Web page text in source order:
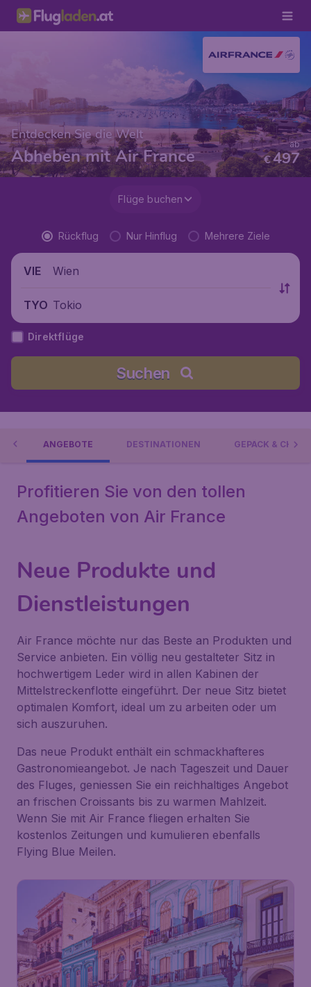
Entdecken Sie die Welt
Abheben mit Air France €497
ab
Flüge buchen
Rückflug Nur Hinflug Mehrere Ziele
VIE Wien
TYO Tokio
Direktflüge
Suchen
ANGEBOTE DESTINATIONEN GEPÄCK &
Profitieren Sie von den tollen
Angeboten von Air France
Neue Produkte und
Dienstleistungen
Air France möchte nur das Beste an Produkten und
Service anbieten. Ein völlig neu gestalteter Sitz in
hochwertigem Leder wird in allen Kabinen der
Mittelstreckenflotte eingeführt. Der neue Sitz bietet
optimalen Komfort, ideal um zu arbeiten oder um
sich auszuruhen.
Das neue Produkt enthält ein schmackhafteres
Gastronomieangebot. Je nach Tageszeit und Dauer
des Fluges, geniessen Sie ein reichhaltiges Angebot
an frischen Croissants bis zu warmen Mahlzeit.
Wenn Sie mit Air France fliegen erhalten Sie
kostenlos Zeitungen und kumulieren ebenfalls
Flying Blue Meilen.